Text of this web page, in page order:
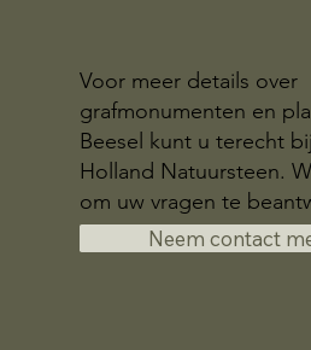
Voor meer details over
grafmonumenten en
Beesel kunt u terecht
Holland Natuursteen.
om uw vragen te
Neem contact